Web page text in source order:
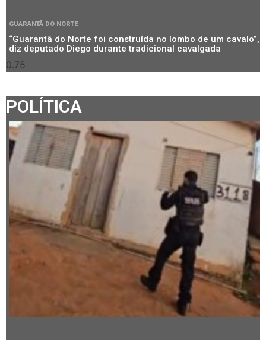
GUARANTÃ DO NORTE
“Guarantã do Norte foi construída no lombo de um cavalo”,
diz deputado Diego durante tradicional cavalgada
POLÍTICA